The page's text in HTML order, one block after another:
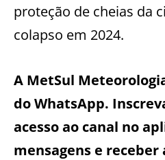
proteção de cheias da
colapso em 2024.
A MetSul
do WhatsApp.
acesso ao canal no
mensagens e receber